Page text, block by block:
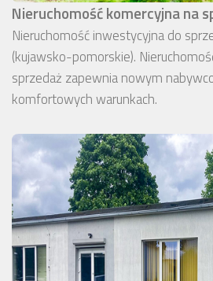
Nieruchomość komercyjna na
Nieruchomość inwestycyjna do
(kujawsko-pomorskie).
sprzedaż zapewnia nowym
komfortowych warunkach.